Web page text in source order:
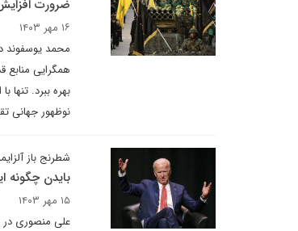
ضرورت
۱۶ مهر ۱۴۰۳
محمد یوسفوند
همگرایی منابع
بهره ببرد.
نوظهور جهانی
شطرنج باز
بایدن چگونه
۱۵ مهر ۱۴۰۳
علی منصوری در